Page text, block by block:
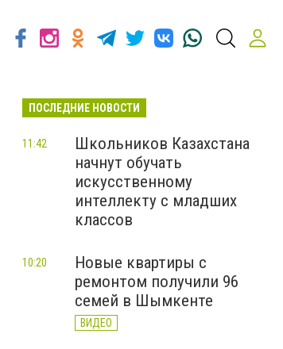
ПОСЛЕДНИЕ НОВОСТИ
Школьников Казахстана
начнут обучать
искусственному
интеллекту с младших
классов
11:42
Новые квартиры с
ремонтом получили 96
семей в Шымкенте
ВИДЕО
10:20